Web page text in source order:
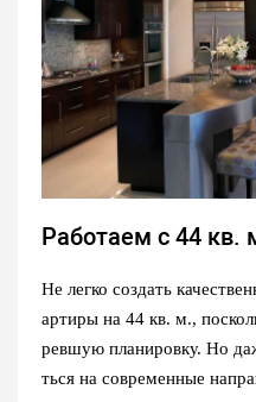
Работаем с 44 кв.
Не легко создать
артиры на 44 кв. м.,
ревшую планировку. Но
ться на современные